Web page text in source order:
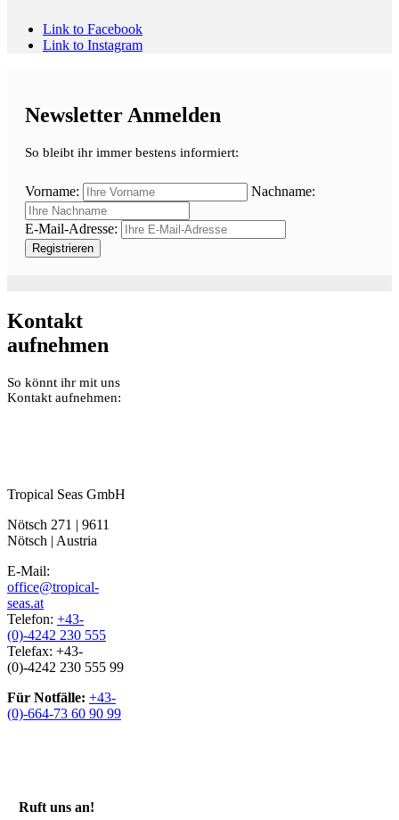
Link to Facebook
Link to Instagram
Newsletter Anmelden
So bleibt ihr immer bestens informiert:
Vorname: Nachname:
E-Mail-Adresse:
Kontakt
aufnehmen
So könnt ihr mit uns
Kontakt aufnehmen:
Tropical Seas GmbH
Nötsch 271 | 9611
Nötsch | Austria
E-Mail:
office@tropical-
seas.at
Telefon: +43-
(0)-4242 230 555
Telefax: +43-
(0)-4242 230 555 99
Für Notfälle: +43-
(0)-664-73 60 90 99
Ruft uns an!